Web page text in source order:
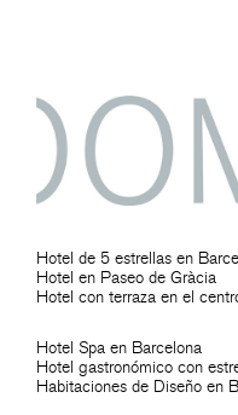
Hotel de 5 estrellas en
Hotel en Paseo de Gràcia
Hotel con terraza en el
Hotel Spa en Barcelona
Hotel gastronómico con
Habitaciones de Diseño en